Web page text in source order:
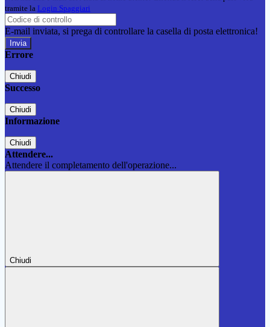
tramite la Login Spaggiari
E-mail inviata, si prega di controllare la casella di posta elettronica!
Errore
Chiudi
Successo
Chiudi
Informazione
Chiudi
Attendere...
Attendere il completamento dell'operazione...
Chiudi